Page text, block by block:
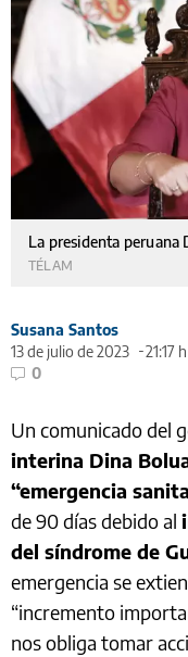
La presidenta peruana
TÉLAM
Susana Santos
13 de julio de 2023
21:17 h
0
Un comunicado del
interina Dina
“emergencia
de 90 días debido al
del síndrome de
emergencia se
“incremento
nos obliga tomar